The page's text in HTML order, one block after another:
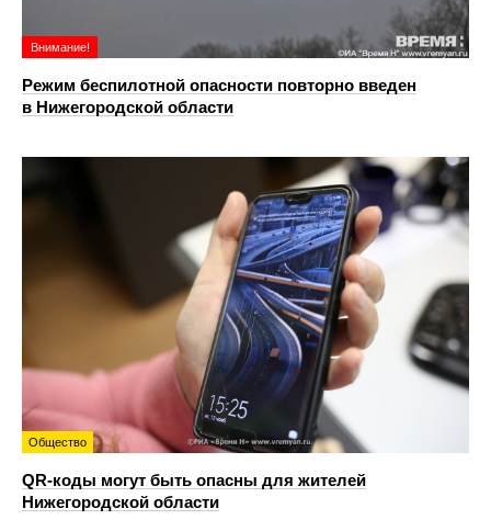
Внимание!
Режим беспилотной опасности повторно введен
в Нижегородской области
Общество
QR-коды могут быть опасны для жителей
Нижегородской области